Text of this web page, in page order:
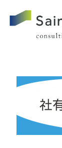
。。。。。